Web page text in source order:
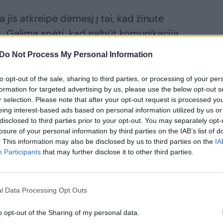
Do Not Process My Personal Information
opt-out of the sale, sharing to third parties, or processing of your
for targeted advertising by us, please use the below opt-out
selection. Please note that after your opt-out request is processed
interest-based ads based on personal information utilized by us
to third parties prior to your opt-out. You may separately
of your personal information by third parties on the IAB’s list of
This information may also be disclosed by us to third parties on the
Participants that may further disclose it to other third parties.
Data Processing Opt Outs
opt-out of the Sharing of my personal data.
jis atkreipė dėmesį į tai, kad žinutė
spėti, kad galbūt komunikacija
kuriam buvo liepta parašyti tą žinutę,
žmonių auditoriją, kurie dabar
jeigu klientas tarpusavy
tai dar nereiškia, kad ir
klientais“, – sakė jis.